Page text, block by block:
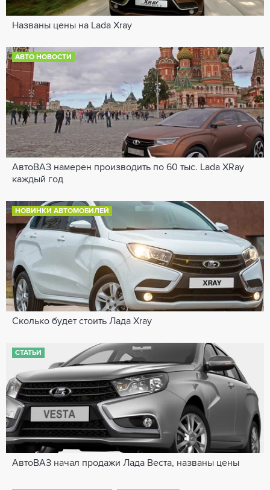
Названы цены на Lada Xray
АВТО НОВОСТИ
АвтоВАЗ намерен производить по 60 тыс. Lada XRay
каждый год
НОВИНКИ АВТОМОБИЛЕЙ
Сколько будет стоить Лада Xray
СТАТЬИ
АвтоВАЗ начал продажи Лада Веста, названы цены